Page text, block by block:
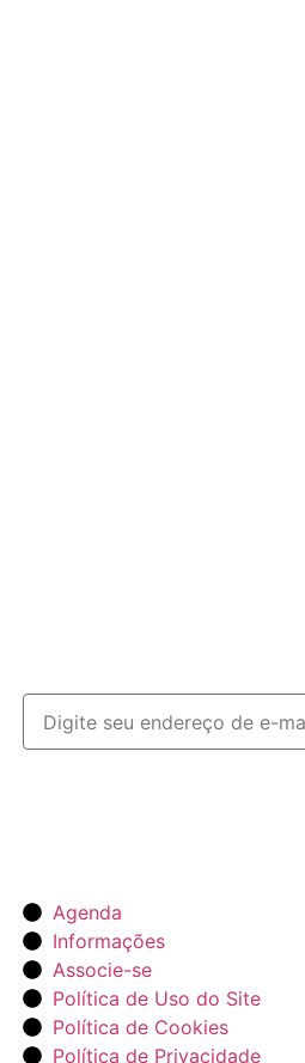
Agenda
Informações
Associe-se
Política de Uso do Site
Política de Cookies
Política de Privacidade